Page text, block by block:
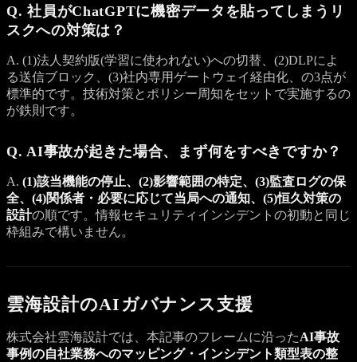
Q. 社員がChatGPTに機密データを貼ってしまうリ
スクへの対策は？
A. (1)法人契約版(学習に使われない)への切替、(2)DLPによ
る送信ブロック、(3)社内専用ゲートウェイ経由化、の3点が
標準的です。技術対策とポリシー周知をセットで実施するの
が鉄則です。
Q. AI事故が起きた場合、まず何をすべきですか？
A. (1)該当機能の停止、(2)影響範囲の特定、(3)監査ログの保
全、(4)関係者・必要に応じて当局への通知、(5)恒久対策の
設計の順です。情報セキュリティインシデントの初動と同じ
枠組みで構いません。
雲海設計のAIガバナンス支援
株式会社雲海設計では、本記事のフレームに沿ったAI事故
事例の自社業務へのマッピング・インシデント類型表の整